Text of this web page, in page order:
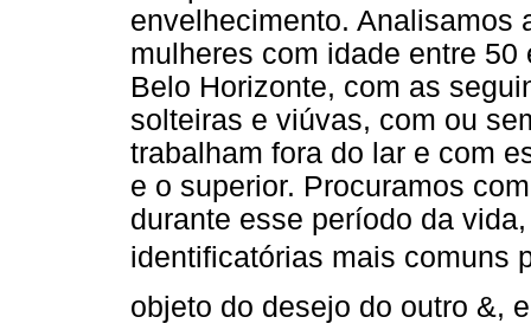
envelhecimento. Analisamos
mulheres com idade entre
Belo Horizonte, com as
solteiras e viúvas, com ou
trabalham fora do lar e com
e o superior. Procuramos
durante esse período da
identificatórias mais comuns
objeto do desejo do outro &,